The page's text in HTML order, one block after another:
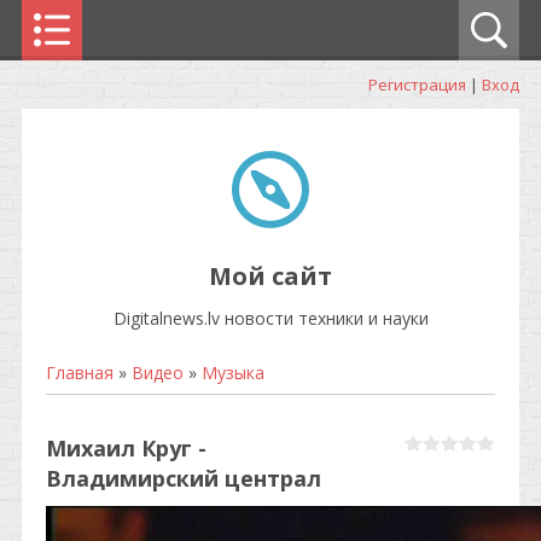
Регистрация | Вход
Мой сайт
Digitalnews.lv новости техники и науки
Главная » Видео » Музыка
Михаил Круг -
Владимирский централ